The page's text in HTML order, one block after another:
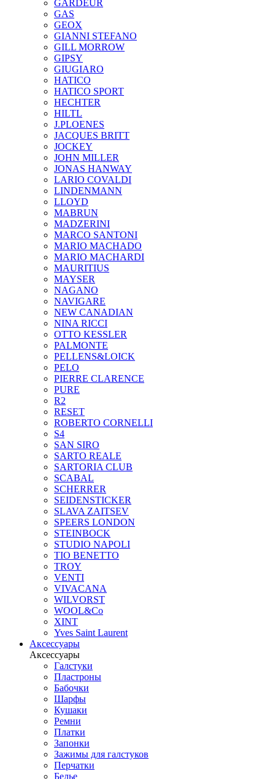
GARDEUR
GAS
GEOX
GIANNI STEFANO
GILL MORROW
GIPSY
GIUGIARO
HATICO
HATICO SPORT
HECHTER
HILTL
J.PLOENES
JAСQUES BRITT
JOCKEY
JOHN MILLER
JONAS HANWAY
LARIO COVALDI
LINDENMANN
LLOYD
MABRUN
MADZERINI
MARCO SANTONI
MARIO MACHADO
MARIO MACHARDI
MAURITIUS
MAYSER
NAGANO
NAVIGARE
NEW CANADIAN
NINA RICCI
OTTO KESSLER
PALMONTE
PELLENS&LOICK
PELO
PIERRE CLARENCE
PURE
R2
RESET
ROBERTO CORNELLI
S4
SAN SIRO
SARTO REALE
SARTORIA CLUB
SCABAL
SCHERRER
SEIDENSTICKER
SLAVA ZAITSEV
SPEERS LONDON
STEINBOCK
STUDIO NAPOLI
TIO BENETTO
TROY
VENTI
VIVACANA
WILVORST
WOOL&Co
XINT
Yves Saint Laurent
Аксессуары
Аксессуары
Галстуки
Пластроны
Бабочки
Шарфы
Кушаки
Ремни
Платки
Запонки
Зажимы для галстуков
Перчатки
Белье